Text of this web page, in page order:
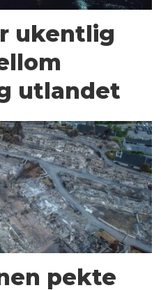
ukentlig
utlandet
pekte